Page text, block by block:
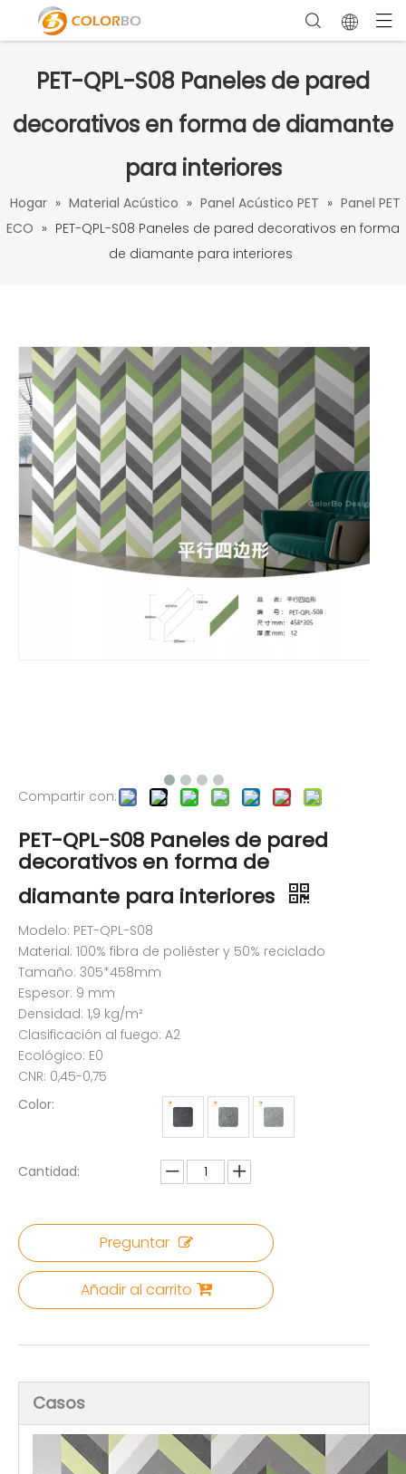
PET-QPL-S08 Paneles de pared
decorativos en forma de diamante
para interiores
Hogar » Material Acústico » Panel Acústico PET » Panel PET
ECO » PET-QPL-S08 Paneles de pared decorativos en forma
de diamante para interiores
Compartir con:
PET-QPL-S08 Paneles de pared
decorativos en forma de
diamante para interiores
Modelo: PET-QPL-S08
Material: 100% fibra de poliéster y 50% reciclado
Tamaño: 305*458mm
Espesor: 9 mm
Densidad: 1,9 kg/m²
Clasificación al fuego: A2
Ecológico: E0
CNR: 0,45-0,75
Color:
Cantidad:
Preguntar
Añadir al carrito
Casos